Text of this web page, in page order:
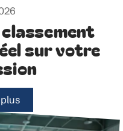
sur votre